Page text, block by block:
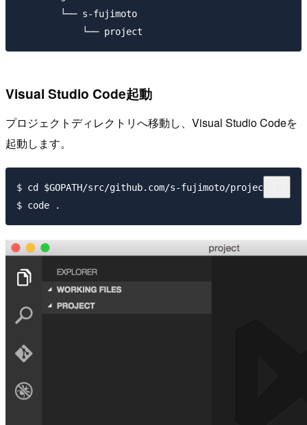
        └── s-fujimoto
Visual Studio Code起動
プロジェクトディレクトリへ移動し、Visual Studio Codeを
起動します。
$ cd $GOPATH/src/github.com/s-fujimoto/project